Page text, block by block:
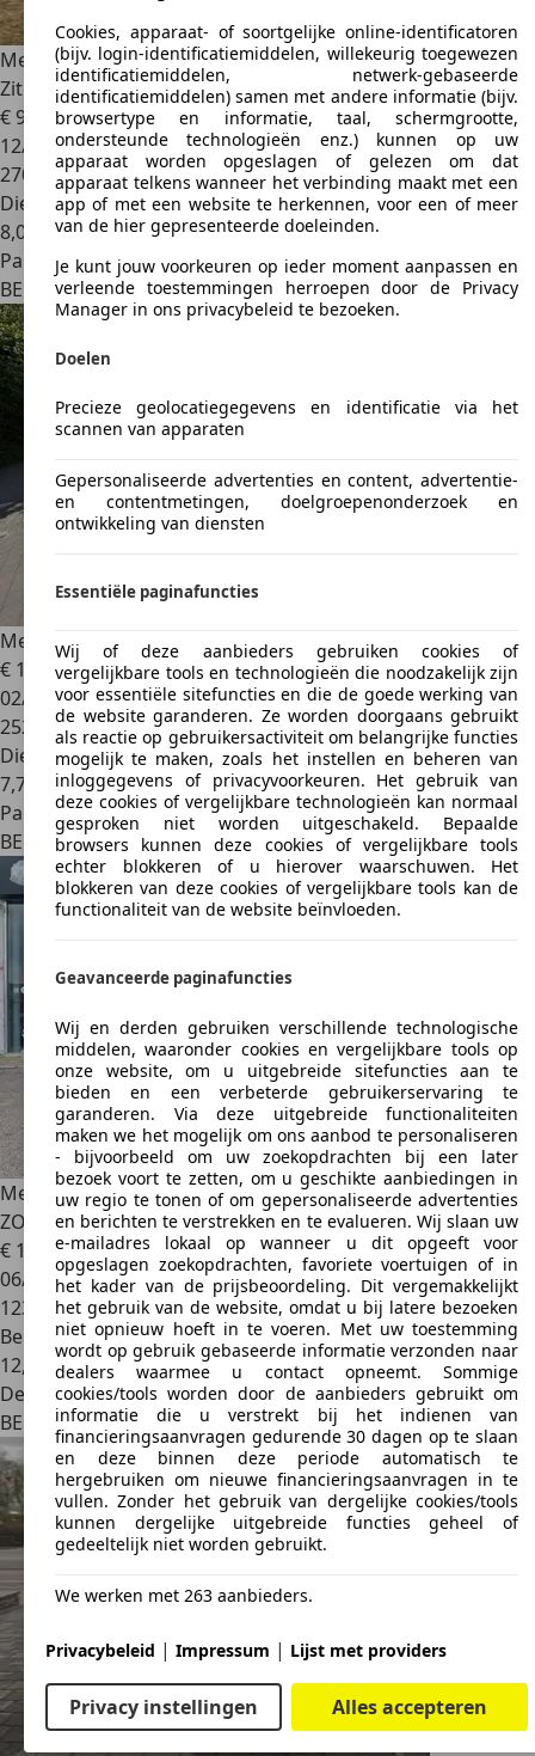
Mercedes-Benz Viano2.2CDI Automaat | Gekeurd 7
Zitplaatsen Euro 5
€ 9.950
12/2011
270.000 km
Diesel
8,0 l/100 km (comb.)
Particulier
BE 2000Antwerpen
Mercedes-Benz Viano
2.2 CDI 4-Matic Trend
€ 11.500
02/2013
252.000 km
Diesel
7,7 l/100 km (comb.)
Particulier
BE 2870Puurs-sint-amands
Mercedes-Benz Viano248,61€ Crédit 0% SANS INTERET 0%
ZONDER KOSTEN Viano 3.0i V6
€ 11.950
06/2006
123.995 km
Benzine
12,5 l/100 km (comb.)
Dealer
BE 1730Asse ( À 3 Km De Bruxelles)
Cookies, apparaat- of soortgelijke online-identificatoren
(bijv. login-identificatiemiddelen, willekeurig toegewezen
identificatiemiddelen, netwerk-gebaseerde
identificatiemiddelen) samen met andere informatie (bijv.
browsertype en informatie, taal, schermgrootte,
ondersteunde technologieën enz.) kunnen op uw
apparaat worden opgeslagen of gelezen om dat
apparaat telkens wanneer het verbinding maakt met een
app of met een website te herkennen, voor een of meer
van de hier gepresenteerde doeleinden.
Je kunt jouw voorkeuren op ieder moment aanpassen en
verleende toestemmingen herroepen door de Privacy
Manager in ons privacybeleid te bezoeken.
Doelen
Precieze geolocatiegegevens en identificatie via het
scannen van apparaten
Gepersonaliseerde advertenties en content, advertentie-
en contentmetingen, doelgroepenonderzoek en
ontwikkeling van diensten
Essentiële paginafuncties
Wij of deze aanbieders gebruiken cookies of
vergelijkbare tools en technologieën die noodzakelijk zijn
voor essentiële sitefuncties en die de goede werking van
de website garanderen. Ze worden doorgaans gebruikt
als reactie op gebruikersactiviteit om belangrijke functies
mogelijk te maken, zoals het instellen en beheren van
inloggegevens of privacyvoorkeuren. Het gebruik van
deze cookies of vergelijkbare technologieën kan normaal
gesproken niet worden uitgeschakeld. Bepaalde
browsers kunnen deze cookies of vergelijkbare tools
echter blokkeren of u hierover waarschuwen. Het
blokkeren van deze cookies of vergelijkbare tools kan de
functionaliteit van de website beïnvloeden.
Geavanceerde paginafuncties
Wij en derden gebruiken verschillende technologische
middelen, waaronder cookies en vergelijkbare tools op
onze website, om u uitgebreide sitefuncties aan te
bieden en een verbeterde gebruikerservaring te
garanderen. Via deze uitgebreide functionaliteiten
maken we het mogelijk om ons aanbod te personaliseren
- bijvoorbeeld om uw zoekopdrachten bij een later
bezoek voort te zetten, om u geschikte aanbiedingen in
uw regio te tonen of om gepersonaliseerde advertenties
en berichten te verstrekken en te evalueren. Wij slaan uw
e-mailadres lokaal op wanneer u dit opgeeft voor
opgeslagen zoekopdrachten, favoriete voertuigen of in
het kader van de prijsbeoordeling. Dit vergemakkelijkt
het gebruik van de website, omdat u bij latere bezoeken
niet opnieuw hoeft in te voeren. Met uw toestemming
wordt op gebruik gebaseerde informatie verzonden naar
dealers waarmee u contact opneemt. Sommige
cookies/tools worden door de aanbieders gebruikt om
informatie die u verstrekt bij het indienen van
financieringsaanvragen gedurende 30 dagen op te slaan
en deze binnen deze periode automatisch te
hergebruiken om nieuwe financieringsaanvragen in te
vullen. Zonder het gebruik van dergelijke cookies/tools
kunnen dergelijke uitgebreide functies geheel of
gedeeltelijk niet worden gebruikt.
We werken met 263 aanbieders.
Privacybeleid | Impressum | Lijst met providers
Privacy instellingen Alles accepteren